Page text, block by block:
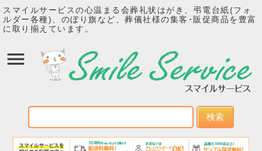
スマイルサービスの心温まる会葬礼状はがき、弔電台紙(フォ
ルダー各種)、のぼり旗など、葬儀社様の集客･販促商品を豊富
に取り揃えています。
検索